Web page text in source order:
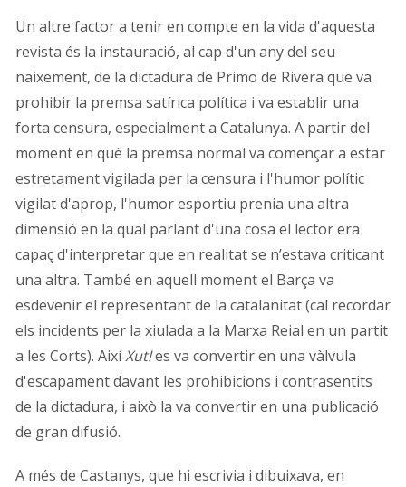
Un altre factor a tenir en compte en la vida d'aquesta
revista és la instauració, al cap d'un any del seu
naixement, de la dictadura de Primo de Rivera que va
prohibir la premsa satírica política i va establir una
forta censura, especialment a Catalunya. A partir del
moment en què la premsa normal va començar a estar
estretament vigilada per la censura i l'humor polític
vigilat d'aprop, l'humor esportiu prenia una altra
dimensió en la qual parlant d'una cosa el lector era
capaç d'interpretar que en realitat se n’estava criticant
una altra. També en aquell moment el Barça va
esdevenir el representant de la catalanitat (cal recordar
els incidents per la xiulada a la Marxa Reial en un partit
a les Corts). AixíXut!es va convertir en una vàlvula
d'escapament davant les prohibicions i contrasentits
de la dictadura, i això la va convertir en una publicació
de gran difusió.
A més de Castanys, que hi escrivia i dibuixava, en